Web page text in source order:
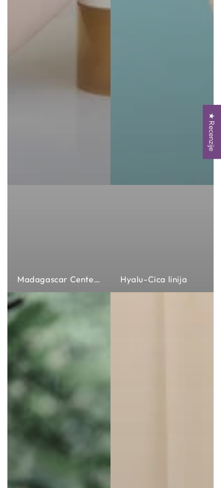
Madagascar Centella linija Hyalu-Cica linija
★ Recenzije